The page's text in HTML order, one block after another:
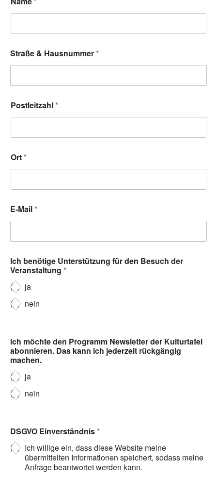
Straße & Hausnummer*
Postleitzahl*
Ort*
E-Mail*
Ich benötige Unterstützung für den Besuch der
Veranstaltung *
ja
nein
Ich möchte den Programm Newsletter der Kulturtafel
abonnieren. Das kann ich jederzeit rückgängig
machen.
ja
nein
DSGVO Einverständnis*
Ich willige ein, dass diese Website meine
übermittelten Informationen speichert, sodass meine
Anfrage beantwortet werden kann.